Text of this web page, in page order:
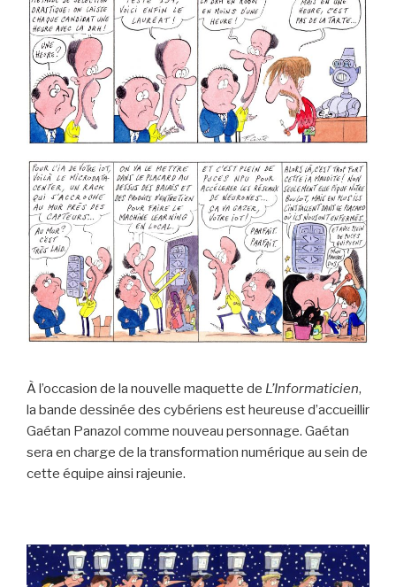
À l’occasion de la nouvelle maquette de L’Informaticien,
la bande dessinée des cybériens est heureuse d’accueillir
Gaétan Panazol comme nouveau personnage. Gaétan
sera en charge de la transformation numérique au sein de
cette équipe ainsi rajeunie.